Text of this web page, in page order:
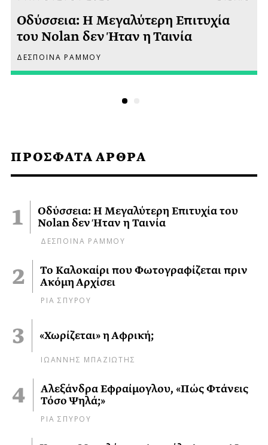
ΠΡΟΣΦΑΤΑ ΑΡΘΡΑ
Οδύσσεια: Η Μεγαλύτερη Επιτυχία του
Nolan δεν Ήταν η Ταινία
ΔΕΣΠΟΙΝΑ ΡΑΜΜΟΥ
Το Καλοκαίρι που Φωτογραφίζεται πριν
Ακόμη Αρχίσει
ΡΙΑ ΣΠΥΡΟΥ
«Χωρίζεται» η Αφρική;
ΙΩΑΝΝΗΣ ΜΠΑΖΙΩΤΗΣ
Αλεξάνδρα Εφραίμογλου, «Πώς Φτάνεις
Τόσο Ψηλά;»
ΡΙΑ ΣΠΥΡΟΥ
Οδύσσεια: Η Μεγαλύτερη Επιτυχία
του Nolan δεν Ήταν η Ταινία
ΔΕΣΠΟΙΝΑ ΡΑΜΜΟΥ